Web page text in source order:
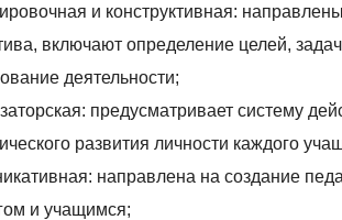
и конструктивная:
включают определение целей,
деятельности;
предусматривает систему
развития личности каждого
направлена на создание
и учащимся;